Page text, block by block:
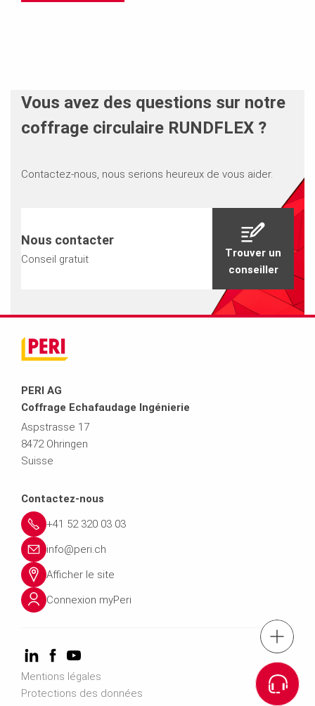
Tél. : '+41 52
Accéder au formulaire de
Vous avez des questions sur notre
coffrage circulaire RUNDFLEX ?
Contactez-nous, nous serions heureux de vous aider.
Nous contacter
Conseil gratuit
Trouver un
conseiller
PERI AG
Coffrage Echafaudage Ingénierie
Aspstrasse 17
8472 Ohringen
Suisse
Contactez-nous
+41 52 320 03 03
info@peri.ch
Afficher le site
Connexion myPeri
Mentions légales
Protections des données